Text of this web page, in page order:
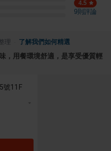
4.5
9則評論
理 了解我們如何精選
，用餐環境舒適，是享受優質輕
號11F